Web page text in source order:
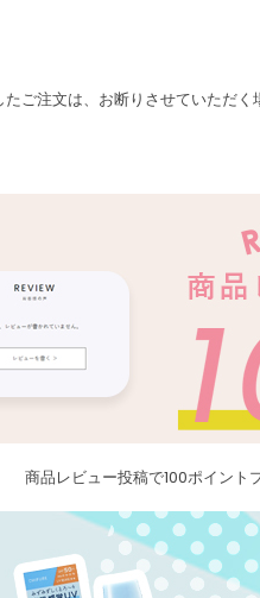
ご注文は、お断りさせていただく
商品レビュー投稿で100ポイント